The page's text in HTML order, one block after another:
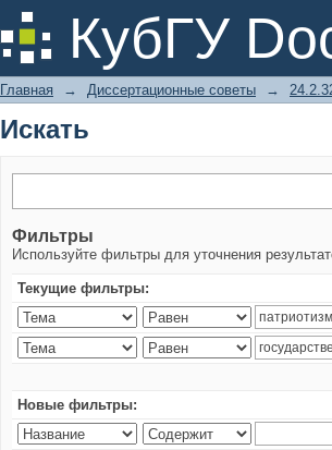
КубГУ
Искать
Главная → Диссертационные советы →
Искать
Фильтры
Используйте фильтры для уточнения
Текущие фильтры:
Новые фильтры: